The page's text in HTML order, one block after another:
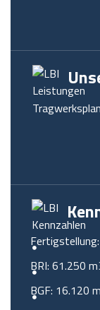
BRI: 61.250
BGF: 16.120